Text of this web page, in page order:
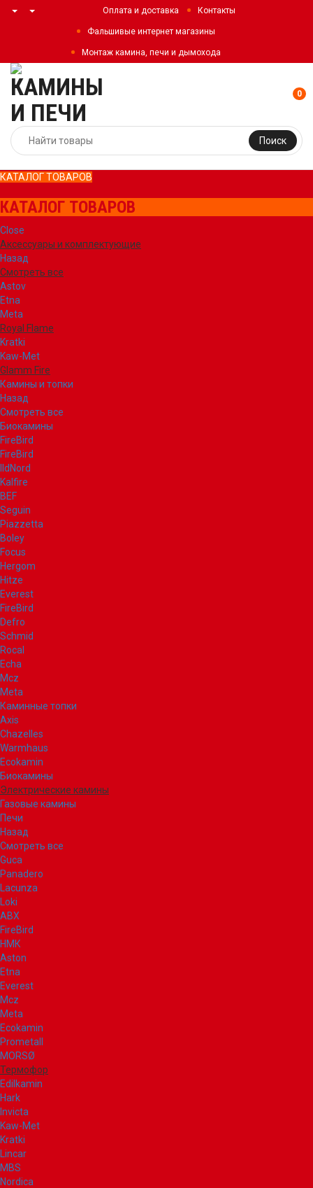
Оплата и доставка Контакты
Фальшивые интернет магазины
Монтаж камина, печи и дымохода
Поиск
0
КАТАЛОГ ТОВАРОВ
КАТАЛОГ ТОВАРОВ
Close
Аксессуары и комплектующие
Назад
Смотреть все
Astov
Etna
Meta
Royal Flame
Kratki
Kaw-Met
Glamm Fire
Камины и топки
Назад
Смотреть все
Биокамины
FireBird
FireBird
IldNord
Kalfire
BEF
Seguin
Piazzetta
Boley
Focus
Hergom
Hitze
Everest
FireBird
Defro
Schmid
Rocal
Echa
Mcz
Meta
Каминные топки
Axis
Chazelles
Warmhaus
Ecokamin
Биокамины
Электрические камины
Газовые камины
Печи
Назад
Смотреть все
Guca
Panadero
Lacunza
Loki
ABX
FireBird
НМК
Aston
Etna
Everest
Mcz
Meta
Ecokamin
Prometall
MORSØ
Термофор
Edilkamin
Hark
Invicta
Kaw-Met
Kratki
Lincar
MBS
Nordica